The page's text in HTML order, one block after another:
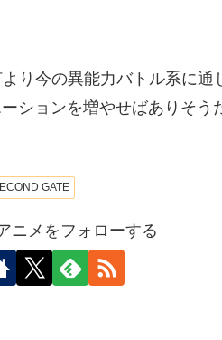
り今の異能力バトル系に通
ションを増やせばありそう
GATE
ニメをフォローする